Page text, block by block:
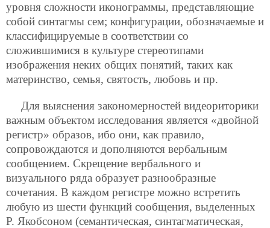
уровня сложности иконограммы, представляющие
собой синтагмы сем; конфигурации, обозначаемые и
классифицируемые в соответствии со
сложившимися в культуре стереотипами
изображения неких общих понятий, таких как
материнство, семья, святость, любовь и пр.
Для выяснения закономерностей видеориторики
важным объектом исследования является «двойной
регистр» образов, ибо они, как правило,
сопровождаются и дополняются вербальным
сообщением. Скрещение вербального и
визуального ряда образует разнообразные
сочетания. В каждом регистре можно встретить
любую из шести функций сообщения, выделенных
Р. Якобсоном (семантическая, синтагматическая,